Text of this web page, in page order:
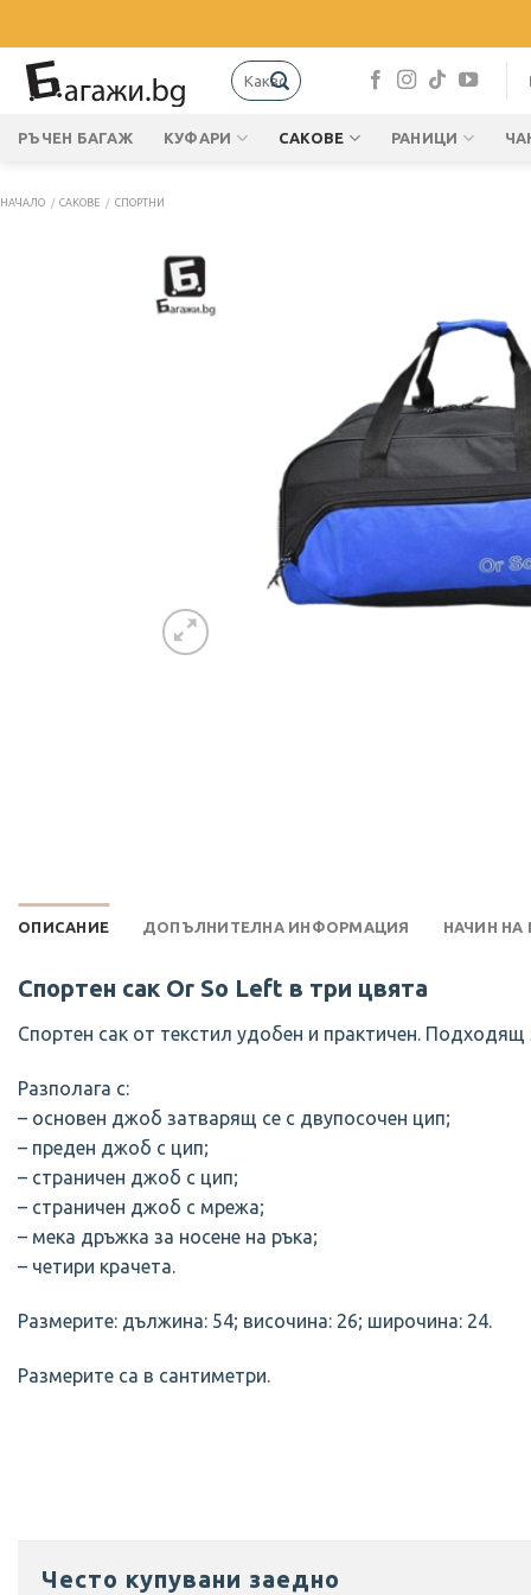
to
content
Търсене
за:
РЪЧЕН БАГАЖ КУФАРИ САКОВЕ РАНИЦИ
НАЧАЛО / САКОВЕ / СПОРТНИ
ОПИСАНИЕ ДОПЪЛНИТЕЛНА ИНФОРМАЦИЯ НАЧИН
Спортен сак Or So Left в три цвята
Спортен сак от текстил удобен и практичен.
Разполага с:
– основен джоб затварящ се с двупосочен цип;
– преден джоб с цип;
– страничен джоб с цип;
– страничен джоб с мрежа;
– мека дръжка за носене на ръка;
– четири крачета.
Размерите: дължина: 54; височина: 26; широчина: 24.
Размерите са в сантиметри.
Често купувани заедно